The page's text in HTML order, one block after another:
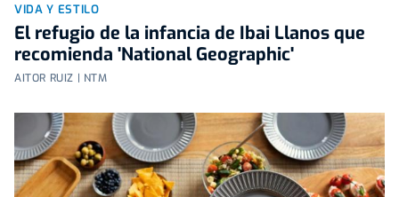
VIDA Y ESTILO
El refugio de la infancia de Ibai Llanos que
recomienda 'National Geographic'
AITOR RUIZ | NTM